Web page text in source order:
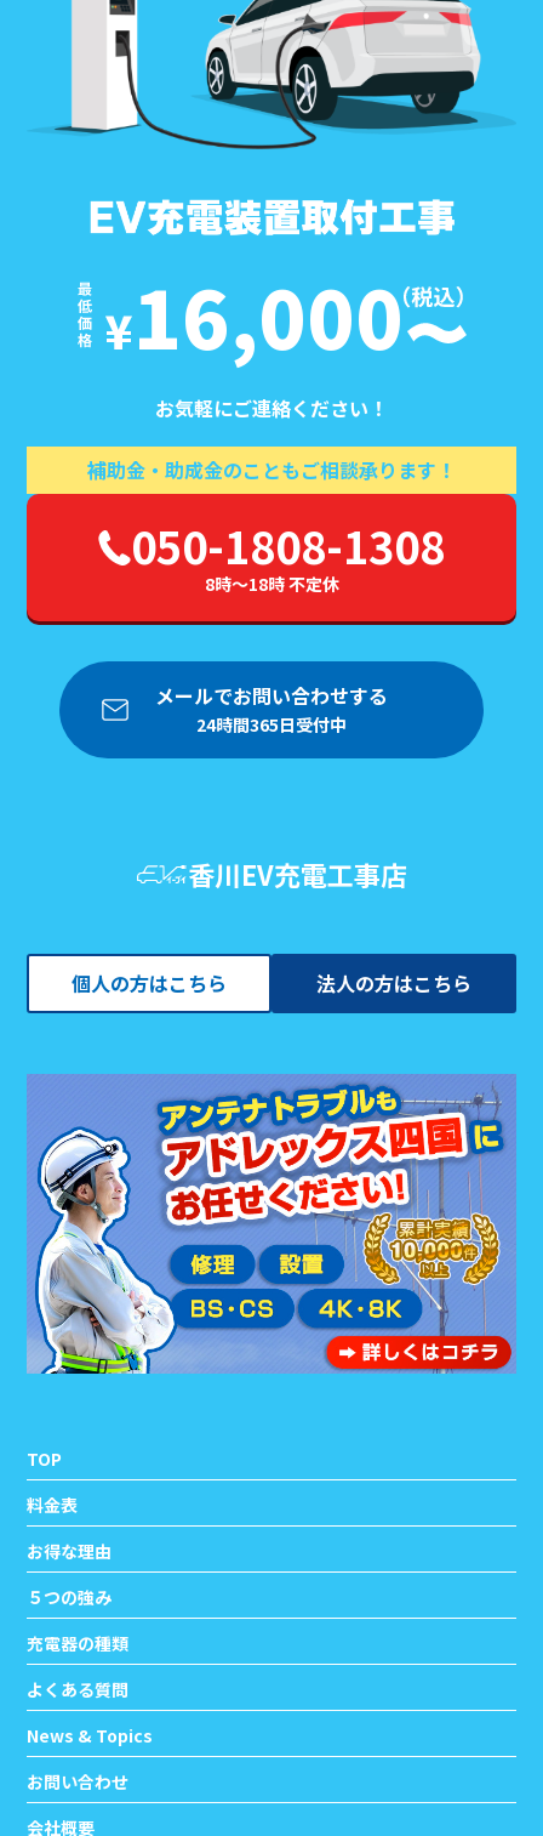
¥16,000
お気軽にご連絡ください！
補助金・助成金のこともご相談承ります！
050-1808-1308
8時～18時 不定休
メールでお問い合わせする
24時間365日受付中
香川EV充電工事店
個人の方はこちら 法人の方はこちら
TOP
料金表
お得な理由
５つの強み
充電器の種類
よくある質問
News & Topics
お問い合わせ
会社概要